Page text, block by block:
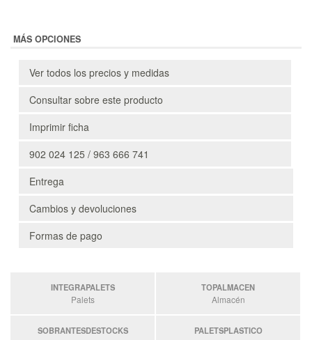
MÁS OPCIONES
Ver todos los precios y medidas
Consultar sobre este producto
Imprimir ficha
902 024 125 / 963 666 741
Entrega
Cambios y devoluciones
Formas de pago
INTEGRAPALETS
Palets
TOPALMACEN
Almacén
SOBRANTESDESTOCKS PALETSPLASTICO